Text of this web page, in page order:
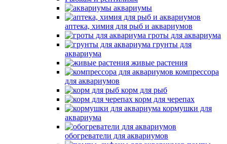
аквариумы
аптека, химия для рыб и аквариумов
гроты для аквариума
грунты для
аквариума
живые растения
компрессора
для аквариумов
корм для рыб
корм для черепах
кормушки для
аквариума
обогреватели для аквариумов